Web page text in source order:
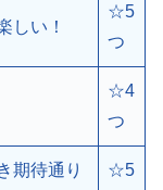
しい！
☆5
つ
☆4
つ
期待通り
☆5